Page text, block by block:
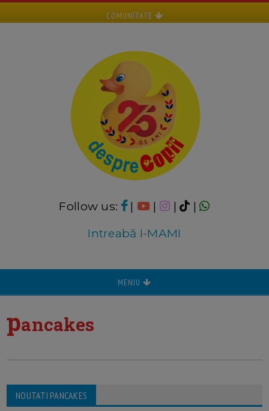
COMUNITATE
Follow us: | | |
|
Intreabă I-MAMI
MENIU
pancakes
NOUTATI PANCAKES